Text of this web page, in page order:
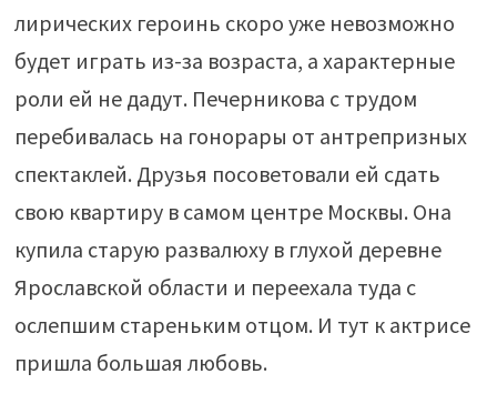
лирических героинь скоро уже невозможно
будет играть из-за возраста, а характерные
роли ей не дадут. Печерникова с трудом
перебивалась на гонорары от антрепризных
спектаклей. Друзья посоветовали ей сдать
свою квартиру в самом центре Москвы. Она
купила старую развалюху в глухой деревне
Ярославской области и переехала туда с
ослепшим стареньким отцом. И тут к актрисе
пришла большая любовь.